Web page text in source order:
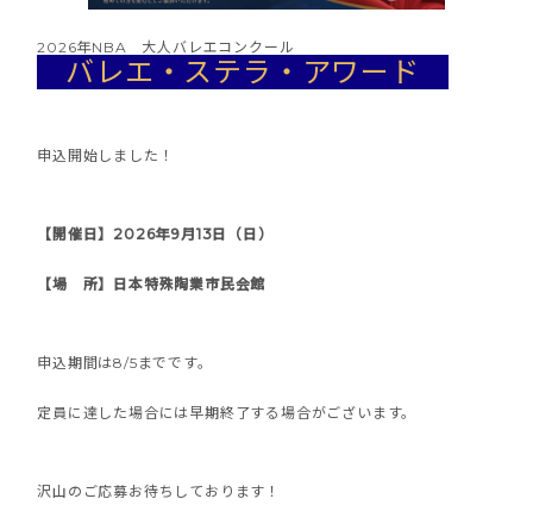
2026年NBA 大人バレエコンクール
バレエ・ステラ・アワード
申込開始しました！
【開催日】2026年9月13日（日）
【場 所】日本特殊陶業市民会館
申込期間は8/5までです。
定員に達した場合には早期終了する場合がございます。
沢山のご応募お待ちしております！